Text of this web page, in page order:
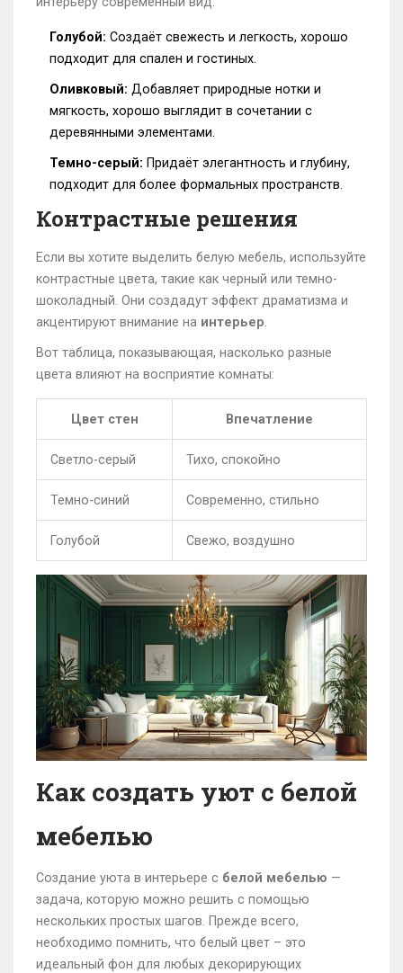
Голубой: Создаёт свежесть и легкость, хорошо
подходит для спален и гостиных.
Оливковый: Добавляет природные нотки и
мягкость, хорошо выглядит в сочетании с
деревянными элементами.
Темно-серый: Придаёт элегантность и глубину,
подходит для более формальных пространств.
Контрастные решения
Если вы хотите выделить белую мебель, используйте
контрастные цвета, такие как черный или темно-
шоколадный. Они создадут эффект драматизма и
акцентируют внимание на интерьер
Вот таблица, показывающая, насколько разные
цвета влияют на восприятие комнаты:
Цвет стен Впечатление
Светло-серый Тихо, спокойно
Темно-синий Современно, стильно
Голубой Свежо, воздушно
Как создать уют с белой
мебелью
Создание уюта в интерьере с белой мебелью —
задача, которую можно решить с помощью
нескольких простых шагов. Прежде всего,
необходимо помнить, что белый цвет – это
идеальный фон для любых декорирующих